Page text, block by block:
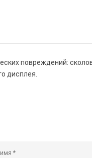
повреждений:
дисплея.